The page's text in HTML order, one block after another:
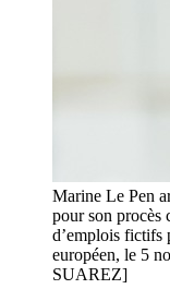
Marine Le Pen
pour son procès
d’emplois fictifs
européen, le 5
SUAREZ]